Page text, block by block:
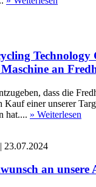
an
dass die
einer unserer
hat.... » Weiterlesen
| 23.07.2024
an unsere